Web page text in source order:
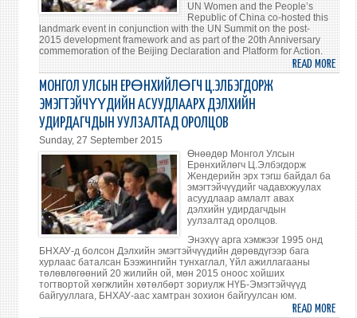
UN Women and the People’s
Republic of China co-hosted this
landmark event in conjunction with the UN Summit on the post-
2015 development framework and as part of the 20th Anniversary
commemoration of the Beijing Declaration and Platform for Action.
READ MORE
МОНГОЛ УЛСЫН ЕРӨНХИЙЛӨГЧ Ц.ЭЛБЭГДОРЖ
ЭМЭГТЭЙЧҮҮДИЙН АСУУДЛААРХ ДЭЛХИЙН
УДИРДАГЧДЫН УУЛЗАЛТАД ОРОЛЦОВ
Sunday, 27 September 2015
Өнөөдөр Монгол Улсын
Ерөнхийлөгч Ц.Элбэгдорж
Жендерийн эрх тэгш байдал ба
эмэгтэйчүүдийг чадавхжуулах
асуудлаар амлалт авах
дэлхийн удирдагчдын
уулзалтад оролцов.
Энэхүү арга хэмжээг 1995 онд
БНХАУ-д болсон Дэлхийн эмэгтэйчүүдийн дөрөвдүгээр бага
хурлаас баталсан Бээжингийн тунхаглал, Үйл ажиллагааны
төлөвлөгөөний 20 жилийн ой, мөн 2015 оноос хойших
тогтвортой хөгжлийн хөтөлбөрт зориулж НҮБ-Эмэгтэйчүүд
байгууллага, БНХАУ-аас хамтран зохион байгуулсан юм.
READ MORE